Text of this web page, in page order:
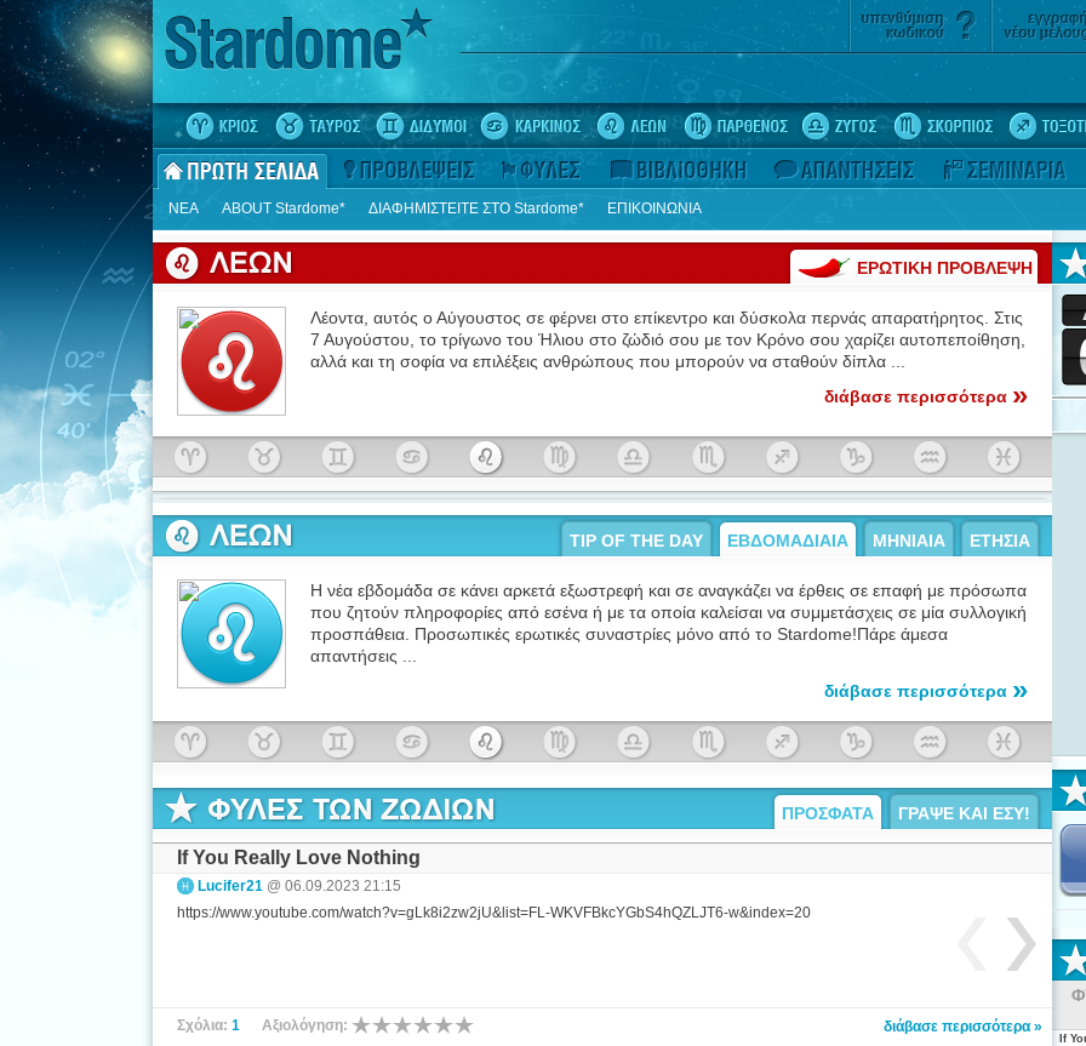
ΝΕΑ ΑΒΟUT Stardome* ΔΙΑΦΗΜΙΣΤΕΙΤΕ ΣΤΟ Stardome* ΕΠΙΚΟΙΝΩΝΙΑ
ΕΡΩΤΙΚΗ ΠΡΟΒΛΕΨΗ
Λέοντα, αυτός ο Αύγουστος σε φέρνει στο επίκεντρο και δύσκολα περνάς απαρατήρητος. Στις
7 Αυγούστου, το τρίγωνο του Ήλιου στο ζώδιό σου με τον Κρόνο σου χαρίζει αυτοπεποίθηση,
αλλά και τη σοφία να επιλέξεις ανθρώπους που μπορούν να σταθούν δίπλα ...
διάβασε περισσότερα »
TIP OF THE DAY ΕΒΔΟΜΑΔΙΑΙΑ ΜΗΝΙΑΙΑ ΕΤΗΣΙΑ
Η νέα εβδομάδα σε κάνει αρκετά εξωστρεφή και σε αναγκάζει να έρθεις σε επαφή με πρόσωπα
που ζητούν πληροφορίες από εσένα ή με τα οποία καλείσαι να συμμετάσχεις σε μία συλλογική
προσπάθεια. Προσωπικές ερωτικές συναστρίες μόνο από το Stardome!Πάρε άμεσα
απαντήσεις ...
διάβασε περισσότερα »
ΠΡΟΣΦΑΤΑ ΓΡΑΨΕ ΚΑΙ ΕΣΥ!
If You Really Love Nothing
Lucifer21 @ 06.09.2023 21:15
https://www.youtube.com/watch?v=gLk8i2zw2jU&list=FL-WKVFBkcYGbS4hQZLJT6-w&index=20
διάβασε περισσότερα »
Σχόλια: 1 Αξιολόγηση:
If